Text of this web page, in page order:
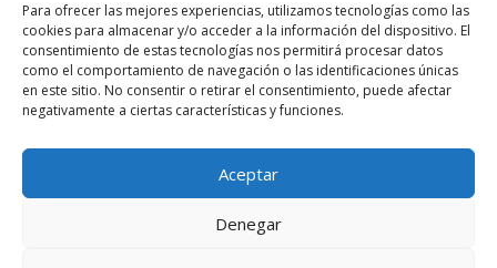
Para ofrecer las mejores experiencias, utilizamos tecnologías como las
cookies para almacenar y/o acceder a la información del dispositivo. El
consentimiento de estas tecnologías nos permitirá procesar datos
como el comportamiento de navegación o las identificaciones únicas
en este sitio. No consentir o retirar el consentimiento, puede afectar
negativamente a ciertas características y funciones.
Aceptar
Denegar
¿Dónde Estamos?
Enplater – Torroella (Girona)
Intranet